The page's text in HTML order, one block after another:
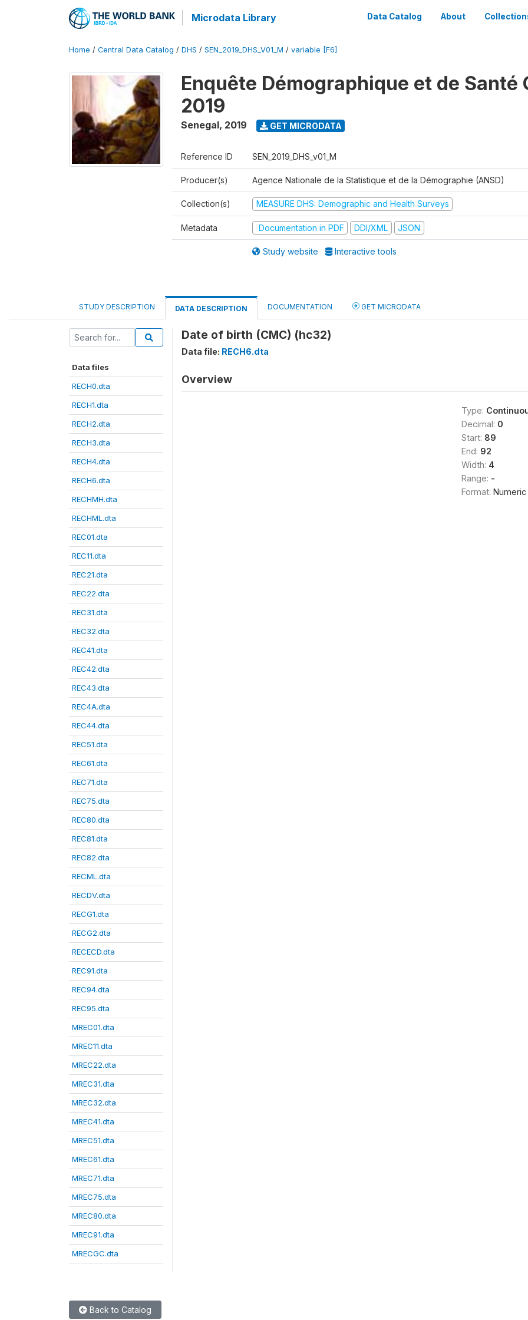
Microdata Library Data Catalog About
Home / Central Data Catalog / DHS / SEN_2019_DHS_V01_M / variable [F6]
Enquête Démographique et de Santé
2019
Senegal, 2019 GET MICRODATA
Reference ID SEN_2019_DHS_v01_M
Producer(s) Agence Nationale de la Statistique et de la Démographie (ANSD)
Collection(s) MEASURE DHS: Demographic and Health Surveys
Metadata Documentation in PDF DDI/XML JSON
Study website Interactive tools
STUDY DESCRIPTION DATA DESCRIPTION DOCUMENTATION GET MICRODATA
Data files
RECH0.dta
RECH1.dta
RECH2.dta
RECH3.dta
RECH4.dta
RECH6.dta
RECHMH.dta
RECHML.dta
REC01.dta
REC11.dta
REC21.dta
REC22.dta
REC31.dta
REC32.dta
REC41.dta
REC42.dta
REC43.dta
REC4A.dta
REC44.dta
REC51.dta
REC61.dta
REC71.dta
REC75.dta
REC80.dta
REC81.dta
REC82.dta
RECML.dta
RECDV.dta
RECG1.dta
RECG2.dta
RECECD.dta
REC91.dta
REC94.dta
REC95.dta
MREC01.dta
MREC11.dta
MREC22.dta
MREC31.dta
MREC32.dta
MREC41.dta
MREC51.dta
MREC61.dta
MREC71.dta
MREC75.dta
MREC80.dta
MREC91.dta
MRECGC.dta
Date of birth (CMC) (hc32)
Data file: RECH6.dta
Overview
Type:
Decimal: 0
Start: 89
End: 92
Width: 4
Range: -
Format: Numeric
Back to Catalog